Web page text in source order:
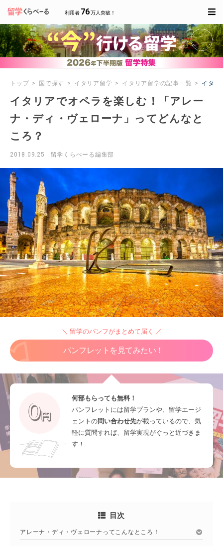
利用者 76万人突破！
トップ 国で探す イタリア留学 イタリア留学の記事一覧 イタリ
イタリアでオペラを楽しむ！「アレー
ナ・ディ・ヴェローナ」ってどんなと
ころ？
2018.09.25 留学くらべーる編集部
＼ 留学のパンフがまとめて届く ／
パンフレットを見てみたい！
何部もらっても無料！
パンフレットには留学プランや、留学エージ
ェントの問い合わせ先が載っているので、気
軽に質問すれば、留学実現がぐっと近づきま
す！
目次
アレーナ・ディ・ヴェローナってこんなところ！